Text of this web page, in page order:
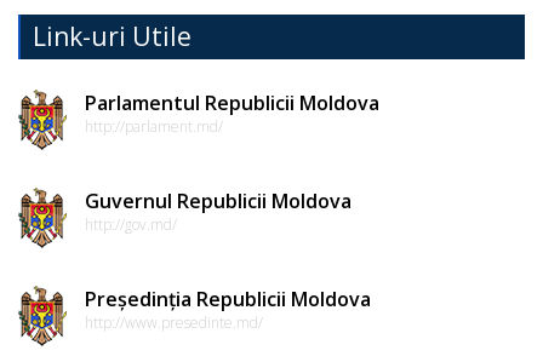
Link-uri Utile
Parlamentul Republicii Moldova
http://parlament.md/
Guvernul Republicii Moldova
http://gov.md/
Președinția Republicii Moldova
http://www.presedinte.md/